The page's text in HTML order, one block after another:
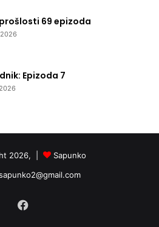
69 epizoda
Epizoda 7
2026, |
Sapunko
Facebook